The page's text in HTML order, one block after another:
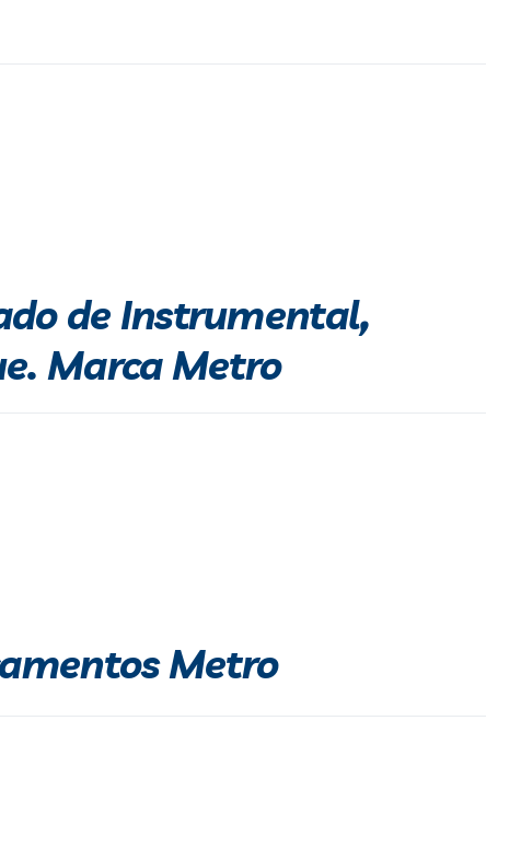
de Instrumental,
Marca Metro
Metro